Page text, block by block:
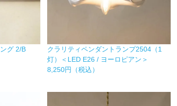
グ 2/B
クラリティペンダントランプ2504（1
灯）＜LED E26 / ヨーロピアン＞
8,250円（税込）